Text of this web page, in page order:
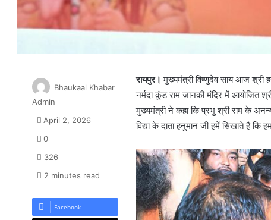
रायपुर। मुख्यमंत्री विष्णुदेव साय आज श्री
नर्मदा कुंड राम जानकी मंदिर में आयोजित
मुख्यमंत्री ने कहा कि प्रभु श्री राम के
विद्या के दाता हनुमान जी हमें सिखाते हैं कि
Bhaukaal Khabar
Admin
April 2, 2026
0
326
2 minutes read
Facebook